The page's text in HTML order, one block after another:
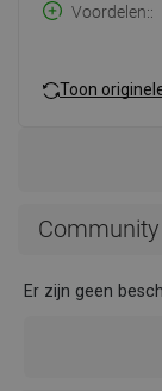
Voordelen:
Toon
Community
Er zijn geen